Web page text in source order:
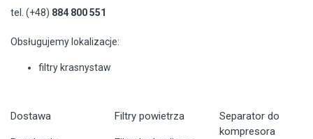
tel. (+48) 884 800 551
Obsługujemy lokalizacje:
filtry krasnystaw
Dostawa Filtry powietrza
Separator do
kompresora